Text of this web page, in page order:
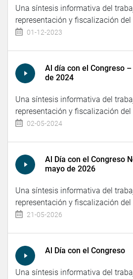
Una síntesis informativa del
representación y fiscalización del
01-12-2023
Al día con el Congreso
de 2024
Una síntesis informativa del
representación y fiscalización del
02-05-2024
Al Día con el Congreso
mayo de 2026
Una síntesis informativa del
representación y fiscalización del
21-05-2026
Al Día con el Congreso
Una síntesis informativa del